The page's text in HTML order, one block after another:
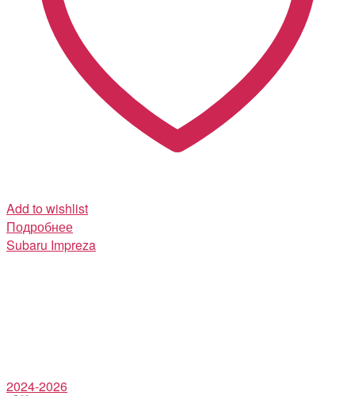
Add to wishlist
Подробнее
Subaru Impreza
2024-2026